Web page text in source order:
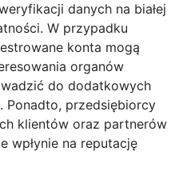
danych na białej
W przypadku
konta mogą
organów
do dodatkowych
Ponadto, przedsiębiorcy
klientów oraz partnerów
wpłynie na reputację